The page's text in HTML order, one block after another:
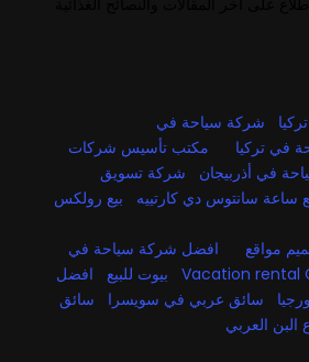
شركة سياحة في
في تركيا
مكتب تأسيس شركات
في أذربيجان
شركة تسويق
ساعة سانتوس دي كارتييه
بيع رولكس
مواقع
افضل شركة سياحة في
Vacation rental بيوت للبيع
افضل
سائق عربي في سويسرا
سائق
البن العربي